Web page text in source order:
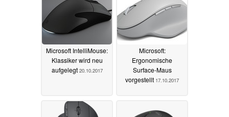
Microsoft IntelliMouse:
Klassiker wird neu
aufgelegt 20.10.2017
Microsoft:
Ergonomische
Surface-Maus
vorgestellt 17.10.2017